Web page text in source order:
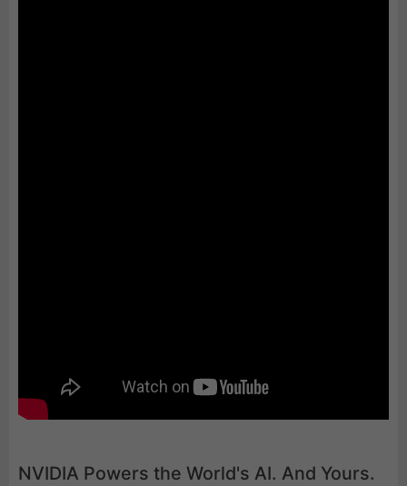
NVIDIA Powers the World's AI. And Yours.